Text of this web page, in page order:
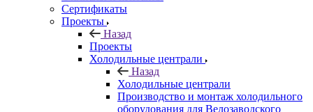
Сертификаты
Проекты
Назад
Проекты
Холодильные централи
Назад
Холодильные централи
Производство и монтаж холодильного
оборудования для Велозаводского